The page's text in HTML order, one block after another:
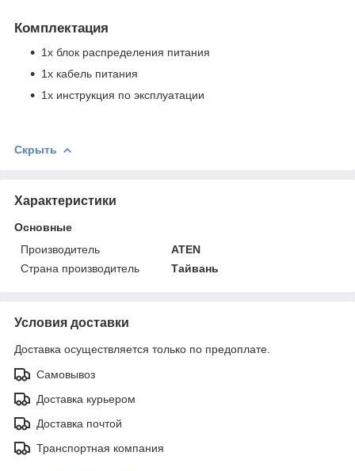
Комплектация
1x блок распределения питания
1x кабель питания
1x инструкция по эксплуатации
Скрыть
Характеристики
Основные
Производитель
ATEN
Страна производитель
Тайвань
Условия доставки
Доставка осуществляется только по предоплате.
Самовывоз
Доставка курьером
Доставка почтой
Транспортная компания